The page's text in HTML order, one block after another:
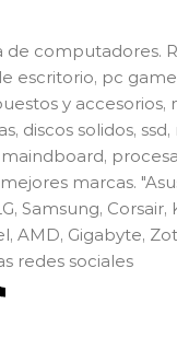
de computadores.
escritorio, pc
y accesorios,
discos solidos,
marcas.
Samsung, Corsair,
AMD, Gigabyte,
redes sociales